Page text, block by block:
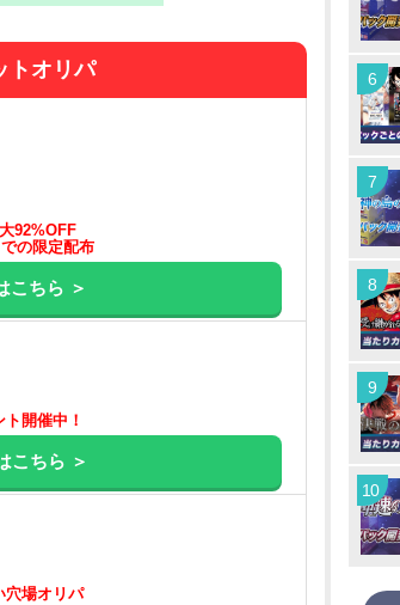
トオリパ
92%OFF
の限定配布
こちら ＞
開催中！
こちら ＞
穴場オリパ